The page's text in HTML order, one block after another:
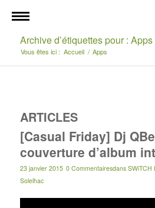
Archive d’étiquettes pour : Apps
Vous êtes ici : Accueil / Apps
ARTICLES
[Casual Friday] Dj
couverture d’album
23 janvier 2015 0 Commentairesdans SWiTCH
Solelhac